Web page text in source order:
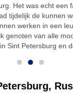
Het was echt een
tijdelijk de kunnen
werken in een
genoten van alle
Sint Petersburg en